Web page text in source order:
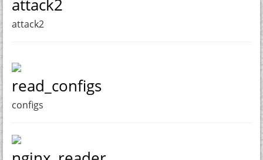
attack2
attack2
read_configs
configs